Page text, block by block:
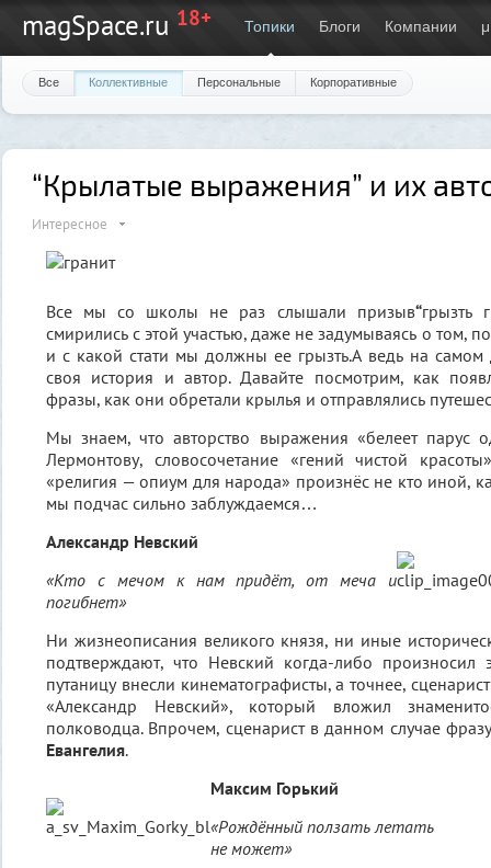
magSpace.ru 18+ Топики Блоги Компании μ
Все Коллективные Персональные Корпоративные
“Крылатые выражения” и их
Интересное
Все мы со школы не раз слышали призыв“грызть
смирились с этой участью, даже не задумываясь о том,
и с какой стати мы должны ее грызть.А ведь на самом
своя история и автор. Давайте посмотрим, как
фразы, как они обретали крылья и отправлялись
Мы знаем, что авторство выражения «белеет парус
Лермонтову, словосочетание «гений чистой
«религия — опиум для народа» произнёс не кто иной,
мы подчас сильно заблуждаемся…
Александр Невский
«Кто с мечом к нам придёт, от меча и
погибнет»
Ни жизнеописания великого князя, ни иные
подтверждают, что Невский когда-либо произносил
путаницу внесли кинематографисты, а точнее,
«Александр Невский», который вложил
полководца. Впрочем, сценарист в данном случае
Евангелия.
Максим Горький
«Рождённый ползать летать
не может»